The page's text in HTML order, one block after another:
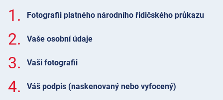
1. Fotografii platného národního řidičského průkazu
2. Vaše osobní údaje
3. Vaši fotografii
4. Váš podpis (naskenovaný nebo vyfocený)